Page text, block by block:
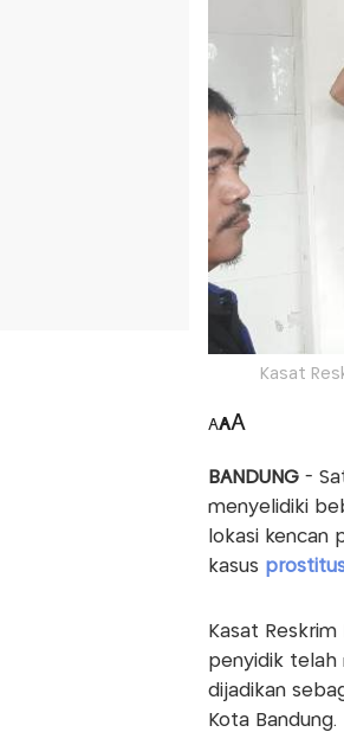
Kasat
AAA
BANDUNG-
menyelidiki
lokasi kencan
kasus
Kasat
penyidik telah
dijadikan
Kota Bandung.